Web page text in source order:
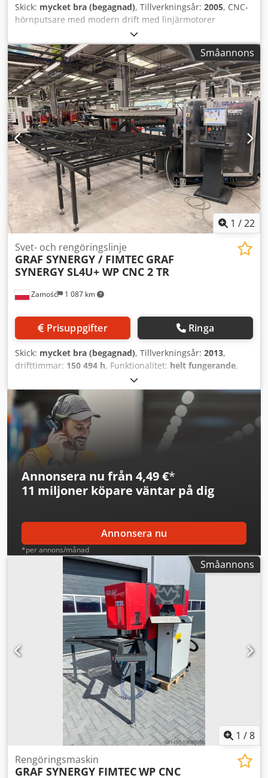
Skick: mycket bra (begagnad), Tillverkningsår: 2005, CNC-
hörnputsare med modern drift med linjärmotorer
Centrering av hörnet från fönstrets utsida
Profilprogrammering är baserad på ett grafiskt gränssnitt
efter att profilritningarna har importerats i grafiskt format
NC-kurvstyrda verktygsrörelser förenklar skapande och
redigering av program möjlighet att installera upp till 19
verktyg definierad bearbetningsenhet med klingfräs fritt
programmerbar operatörspanel med 17-tums TFT-skärm
och tangentbord Operativsystem Windows Positionering
via linjärmotorer profilehöjd: 45-130 mm (valfritt upp till
180 mm) Dwjdswh R Tkopfx Adxsa profilbredd: 50-130 mm
minsta mått för utåtgående fönster: 320x320 mm
Småannons
1 /22
Zamość 1 087 km
Svet- och rengöringslinje
GRAF SYNERGY / FIMTEC GRAF
SYNERGY SL4U+ WP CNC 2 TR
Prisuppgifter Ringa
Skick: mycket bra (begagnad), Tillverkningsår: 2013,
drifttimmar: 150 494 h, Funktionalitet: helt fungerande,
GRAF SYNERGY / FIMTEC svets- och rengöringslinje, år
2013. Arbetsriktning från vänster till höger. Fyrhuvudssvets
SL4U, max. mått 2800 x 3200 mm, min. 400 mm, svetskant
0,2 mm. Rengöringsmaskin WP CNC 2 TR. Kylstation. Knivar
för rengöring av släta och spårade ytor. Endast 150494
cykler genomförda – mycket gott tekniskt skick. Dedpfx
Adeyyxvwsxowa
Annonsera nu från 4,49 €*
11 miljoner köpare väntar på dig
Annonsera nu
*per annons/månad
Småannons
1 /8
Rengöringsmaskin
GRAF SYNERGY FIMTECWP CNC